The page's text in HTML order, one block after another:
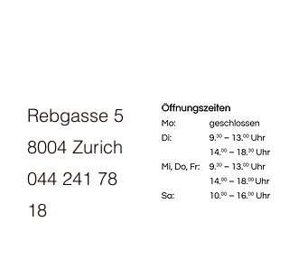
Rebgasse 5
8004 Zurich
044 241 78
18